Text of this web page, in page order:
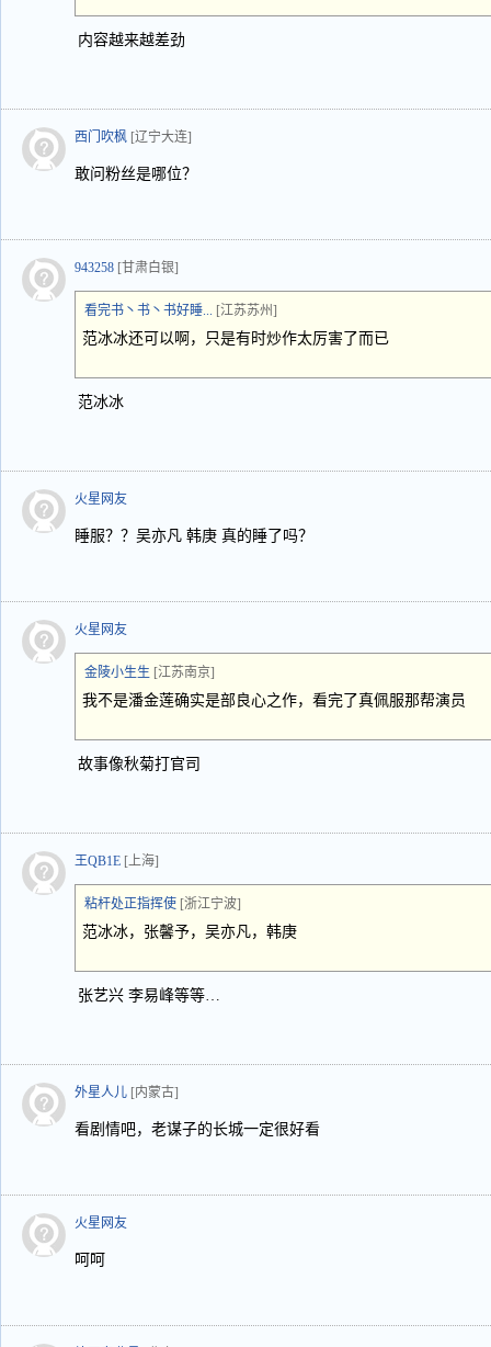
内容越来越差劲
西门吹枫 [辽宁大连]
敢问粉丝是哪位？
943258 [甘肃白银]
看完书丶书丶书好睡... [江苏苏州]
范冰冰还可以啊，只是有时炒作太厉害了而已
范冰冰
火星网友
睡服？？吴亦凡 韩庚 真的睡了吗？
火星网友
金陵小生生 [江苏南京]
我不是潘金莲确实是部良心之作，看完了真佩服那帮演员
故事像秋菊打官司
王QB1E [上海]
粘杆处正指挥使 [浙江宁波]
范冰冰，张馨予，吴亦凡，韩庚
张艺兴 李易峰等等…
外星人儿 [内蒙古]
看剧情吧，老谋子的长城一定很好看
火星网友
呵呵